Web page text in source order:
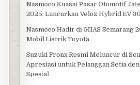
Nasmoco Kuasai Pasar Otomotif
2025, Luncurkan Veloz Hybrid EV
Nasmoco Hadir di GIIAS Semarang
Mobil Listrik Toyota
Suzuki Fronx Resmi Meluncur di
Apresiasi untuk Pelanggan Setia
Spesial